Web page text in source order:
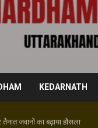
KEDARNATH
जवानों का बढ़ाया हौसला